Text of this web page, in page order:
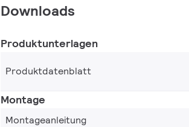
Downloads
Produktunterlagen
Produktdatenblatt
Montage
Montageanleitung